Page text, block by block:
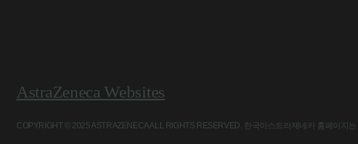
AstraZeneca Websites
COPYRIGHT © 2025 ASTRAZENECA ALL RIGHTS RESERVED. 한국아스트라제네카 홈페이지